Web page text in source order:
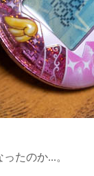
たのか...。